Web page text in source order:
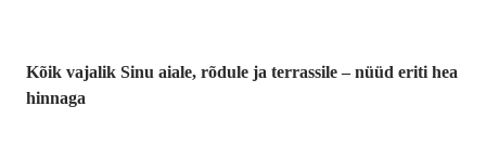
Kõik vajalik Sinu aiale, rõdule ja terrassile – nüüd eriti hea
hinnaga